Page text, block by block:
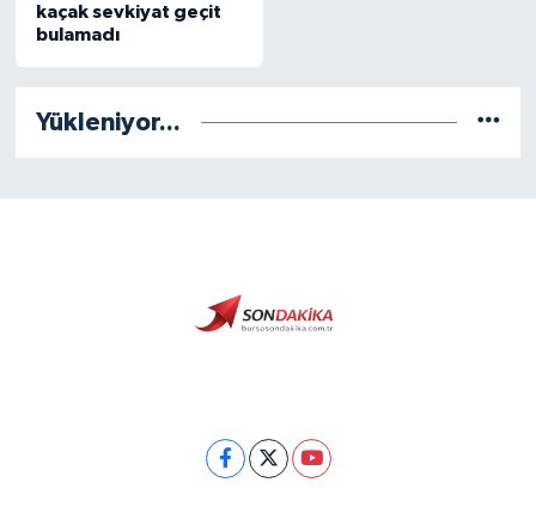
kaçak sevkiyat geçit
bulamadı
Yükleniyor...